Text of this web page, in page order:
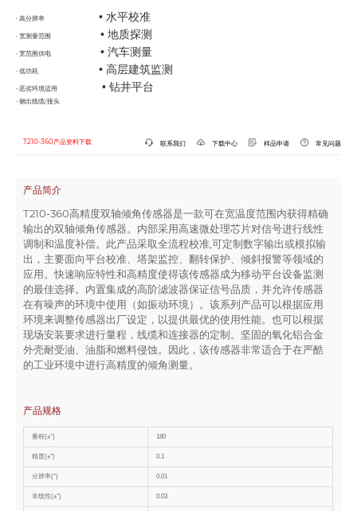
• 高分辨率 • 水平校准
• 宽测量范围 • 地质探测
• 宽范围供电 • 汽车测量
• 低功耗 • 高层建筑监测
• 恶劣环境适用 • 钻井平台
• 侧出线缆/接头
T210-360产品资料下载 联系我们 下载中心 样品申请 常见问题
产品简介
T210-360高精度双轴倾角传感器是一款可在宽温度范围内获得精确
输出的双轴倾角传感器。内部采用高速微处理芯片对信号进行线性
调制和温度补偿。此产品采取全流程校准,可定制数字输出或模拟输
出，主要面向平台校准、塔架监控、翻转保护、倾斜报警等领域的
应用。快速响应特性和高精度使得该传感器成为移动平台设备监测
的最佳选择。内置集成的高阶滤波器保证信号品质，并允许传感器
在有噪声的环境中使用（如振动环境）。该系列产品可以根据应用
环境来调整传感器出厂设定，以提供最优的使用性能。也可以根据
现场安装要求进行量程，线缆和连接器的定制。坚固的氧化铝合金
外壳耐受油、油脂和燃料侵蚀。因此，该传感器非常适合于在严酷
的工业环境中进行高精度的倾角测量。
产品规格
量程(±°) 180
精度(±°) 0.1
分辨率(°) 0.01
非线性(±°) 0.03